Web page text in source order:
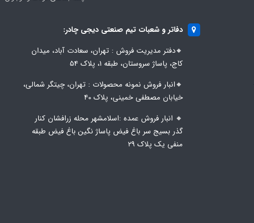
دفاتر و شعبات تیم صنعتی دیجی چادر:
🔸️​​دفتر مدیریت فروش : تهران، سعادت آباد، میدان
کاج، پاساژ سروستان، طبقه 1، پلاک 54
🔸️​​انبار فروش نمونه محصولات : تهران، چیتگر شمالی،
خیابان مصطفی خمینی، پلاک 40
🔸️ انبار فروش عمده :اسلامشهر محله زرافشان کنار
گذر بسیج سر باغ فیض پاساژ نگین باغ فیض طبقه
منفی یک پلاک ۲۹